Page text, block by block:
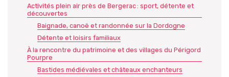
Activités plein air près de Bergerac : sport, détente et
découvertes
Baignade, canoë et randonnée sur la Dordogne
Détente et loisirs familiaux
À la rencontre du patrimoine et des villages du Périgord
Pourpre
Bastides médiévales et châteaux enchanteurs